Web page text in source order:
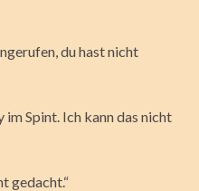
du hast nicht
im Spint. Ich kann das nicht
gedacht.“